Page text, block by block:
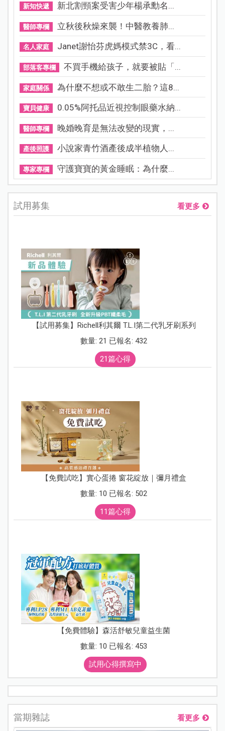
新知快遞 新北割頸案受害少年楊承勳名...
醫師專欄 立秋後秋燥來襲！中醫教養肺...
名人家庭 Janet謝怡芬虎媽模式禁3C，看...
部落客專欄 不買手機給孩子，就要被貼「...
家庭關係 為什麼不想或不敢生二胎？這8...
寶貝健康 0.05%阿托品近視控制眼藥水納...
醫師專欄 晚婚晚育是無法改變的現實，...
產後照護 小說家青竹酒產後成半植物人...
專家專欄 守護寶寶的黃金睡眠：為什麼...
試用募集 看更多
【試用募集】Richell利其爾 T.L.I第二代乳牙刷系列
數量: 21 已報名: 432
21篇心得
【免費試吃】實心蛋捲 窗花綻放｜彌月禮盒
數量: 10 已報名: 502
11篇心得
【免費體驗】森活舒敏兒童益生菌
數量: 10 已報名: 453
試用心得撰寫中
當期雜誌 看更多